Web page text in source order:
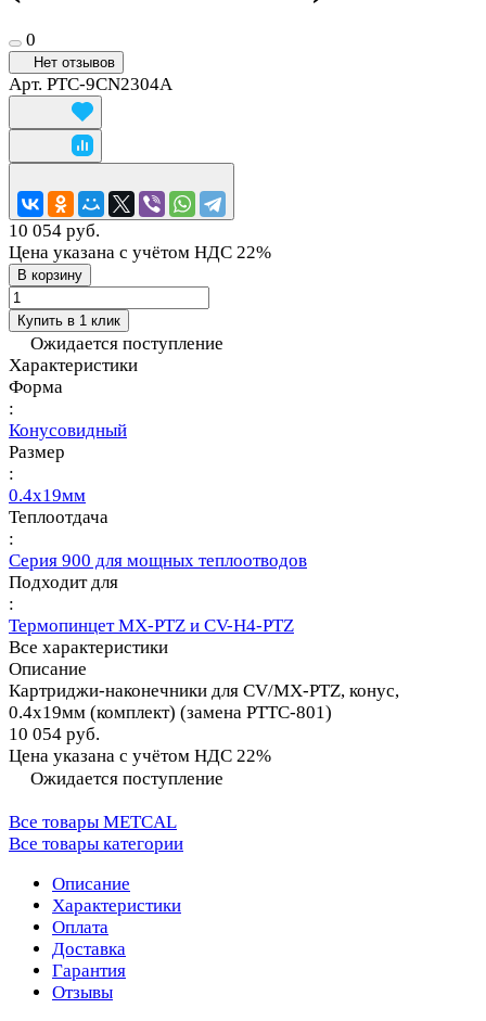
0
Нет отзывов
Арт. PTC-9CN2304A
10 054 руб.
Цена указана с учётом НДС 22%
В корзину
Купить в 1 клик
Ожидается поступление
Характеристики
Форма
:
Конусовидный
Размер
:
0.4х19мм
Теплоотдача
:
Серия 900 для мощных теплоотводов
Подходит для
:
Термопинцет MX-PTZ и CV-H4-PTZ
Все характеристики
Описание
Картриджи-наконечники для CV/MX-PTZ, конус,
0.4х19мм (комплект) (замена PTTC-801)
10 054 руб.
Цена указана с учётом НДС 22%
Ожидается поступление
Все товары METCAL
Все товары категории
Описание
Характеристики
Оплата
Доставка
Гарантия
Отзывы